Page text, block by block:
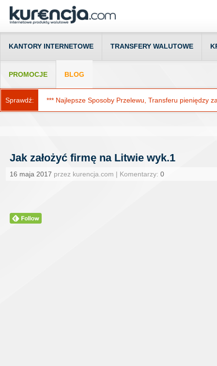
KANTORY INTERNETOWE TRANSFERY WALUTOWE
PROMOCJE BLOG
Sprawdź: *** Najlepsze Sposoby Przelewu, Transferu pieniędzy
Jak założyć firmę na Litwie wyk.1
16 maja 2017 przez kurencja.com | Komentarzy: 0